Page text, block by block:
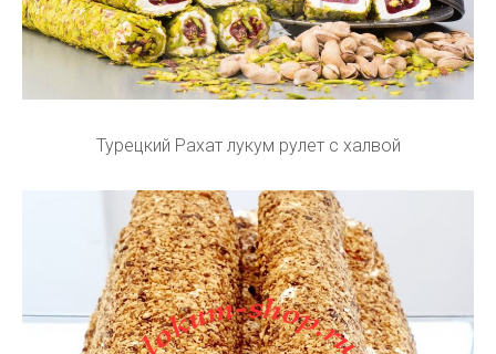
Турецкий Рахат лукум рулет с халвой